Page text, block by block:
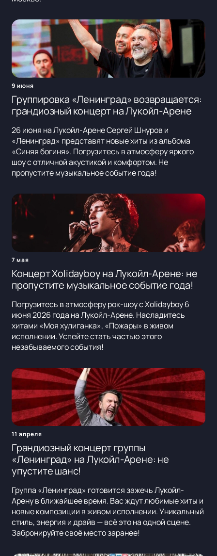
9 июня
Группировка «Ленинград» возвращается:
грандиозный концерт на Лукойл-Арене
26 июня на Лукойл-Арене Сергей Шнуров и
«Ленинград» представят новые хиты из альбома
«Синяя богиня». Погрузитесь в атмосферу яркого
шоу с отличной акустикой и комфортом. Не
пропустите музыкальное событие года!
7 мая
Концерт Xolidayboy на Лукойл-Арене: не
пропустите музыкальное событие года!
Погрузитесь в атмосферу рок-шоу с Xolidayboy 6
июня 2026 года на Лукойл-Арене. Насладитесь
хитами «Моя хулиганка», «Пожары» в живом
исполнении. Успейте стать частью этого
незабываемого события!
11 апреля
Грандиозный концерт группы
«Ленинград» на Лукойл-Арене: не
упустите шанс!
Группа «Ленинград» готовится зажечь Лукойл-
Арену в ближайшее время. Вас ждут любимые хиты и
новые композиции в живом исполнении. Уникальный
стиль, энергия и драйв — всё это на одной сцене.
Забронируйте своё место заранее!